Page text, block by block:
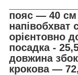
пояс — 40 см
напівобхват
орієнтовно
посадка -
довжина
крокова —